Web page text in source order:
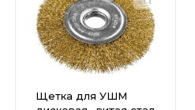
Щетка для УШМ